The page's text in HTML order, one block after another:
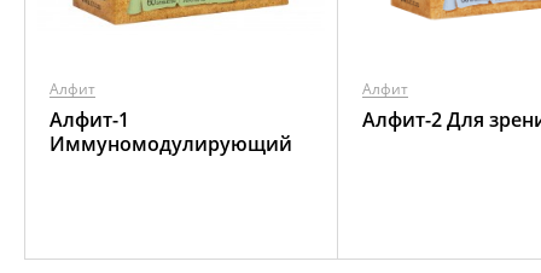
Алфит
Алфит-1
Иммуномодулирующий
Алфит
Алфит-2 Для